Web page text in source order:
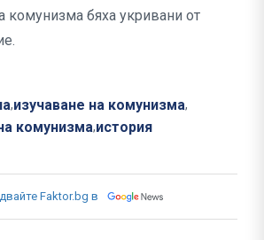
комунизма бяха укривани от
,изучаване на комунизма,
комунизма,история
Faktor.bg в